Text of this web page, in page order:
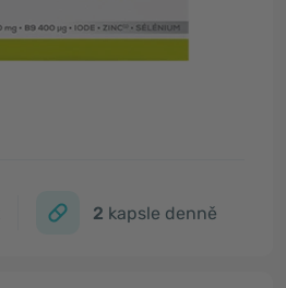
2 kapsle denně